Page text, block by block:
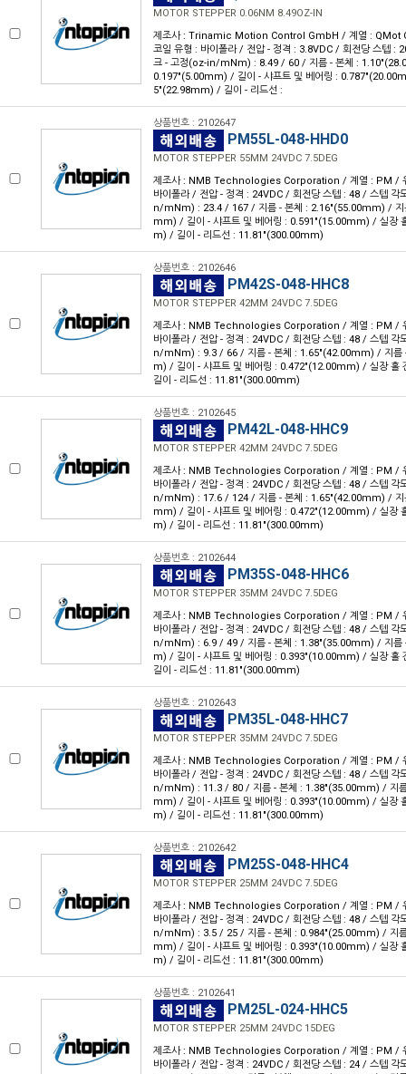
MOTOR STEPPER 0.06NM 8.49OZ-IN
제조사 : Trinamic Motion Control GmbH / 계열 : QMot
코일 유형 : 바이폴라 / 전압 - 정격 : 3.8VDC / 회전당 스텝 :
크 - 고정(oz-in/mNm) : 8.49 / 60 / 지름 - 본체 :
0.197"(5.00mm) / 길이 - 샤프트 및 베어링 :
5"(22.98mm) / 길이 - 리드선 :
상품번호 : 2102647
PM55L-048-HHD0
MOTOR STEPPER 55MM 24VDC 7.5DEG
제조사 : NMB Technologies Corporation / 계열 : PM /
바이폴라 / 전압 - 정격 : 24VDC / 회전당 스텝 : 48 / 스텝 각
n/mNm) : 23.4 / 167 / 지름 - 본체 : 2.16"(55.00mm) / 지
mm) / 길이 - 샤프트 및 베어링 : 0.591"(15.00mm) / 실장
m) / 길이 - 리드선 : 11.81"(300.00mm)
상품번호 : 2102646
PM42S-048-HHC8
MOTOR STEPPER 42MM 24VDC 7.5DEG
제조사 : NMB Technologies Corporation / 계열 : PM /
바이폴라 / 전압 - 정격 : 24VDC / 회전당 스텝 : 48 / 스텝 각
n/mNm) : 9.3 / 66 / 지름 - 본체 : 1.65"(42.00mm) / 지름
m) / 길이 - 샤프트 및 베어링 : 0.472"(12.00mm) / 실장
길이 - 리드선 : 11.81"(300.00mm)
상품번호 : 2102645
PM42L-048-HHC9
MOTOR STEPPER 42MM 24VDC 7.5DEG
제조사 : NMB Technologies Corporation / 계열 : PM /
바이폴라 / 전압 - 정격 : 24VDC / 회전당 스텝 : 48 / 스텝 각
n/mNm) : 17.6 / 124 / 지름 - 본체 : 1.65"(42.00mm) / 지
mm) / 길이 - 샤프트 및 베어링 : 0.472"(12.00mm) / 실장
m) / 길이 - 리드선 : 11.81"(300.00mm)
상품번호 : 2102644
PM35S-048-HHC6
MOTOR STEPPER 35MM 24VDC 7.5DEG
제조사 : NMB Technologies Corporation / 계열 : PM /
바이폴라 / 전압 - 정격 : 24VDC / 회전당 스텝 : 48 / 스텝 각
n/mNm) : 6.9 / 49 / 지름 - 본체 : 1.38"(35.00mm) / 지름
m) / 길이 - 샤프트 및 베어링 : 0.393"(10.00mm) / 실장
길이 - 리드선 : 11.81"(300.00mm)
상품번호 : 2102643
PM35L-048-HHC7
MOTOR STEPPER 35MM 24VDC 7.5DEG
제조사 : NMB Technologies Corporation / 계열 : PM /
바이폴라 / 전압 - 정격 : 24VDC / 회전당 스텝 : 48 / 스텝 각
n/mNm) : 11.3 / 80 / 지름 - 본체 : 1.38"(35.00mm) / 지
mm) / 길이 - 샤프트 및 베어링 : 0.393"(10.00mm) / 실장
m) / 길이 - 리드선 : 11.81"(300.00mm)
상품번호 : 2102642
PM25S-048-HHC4
MOTOR STEPPER 25MM 24VDC 7.5DEG
제조사 : NMB Technologies Corporation / 계열 : PM /
바이폴라 / 전압 - 정격 : 24VDC / 회전당 스텝 : 48 / 스텝 각
n/mNm) : 3.5 / 25 / 지름 - 본체 : 0.984"(25.00mm) / 지
mm) / 길이 - 샤프트 및 베어링 : 0.393"(10.00mm) / 실장
m) / 길이 - 리드선 : 11.81"(300.00mm)
상품번호 : 2102641
PM25L-024-HHC5
MOTOR STEPPER 25MM 24VDC 15DEG
제조사 : NMB Technologies Corporation / 계열 : PM /
바이폴라 / 전압 - 정격 : 24VDC / 회전당 스텝 : 24 / 스텝 각